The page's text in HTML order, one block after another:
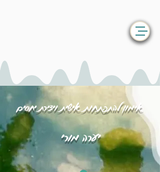
אימון להתפתחות אישית ויצירת יחסים
יערה מורי